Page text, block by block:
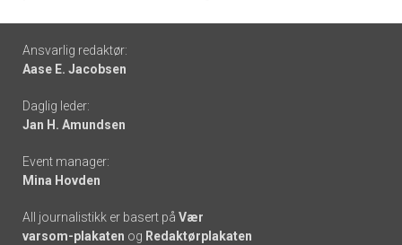
Footer
-
links
Ansvarlig redaktør:
Aase E. Jacobsen
Daglig leder:
Jan H. Amundsen
Event manager:
Mina Hovden
All journalistikk er basert på Vær
varsom-plakaten og Redaktørplakaten